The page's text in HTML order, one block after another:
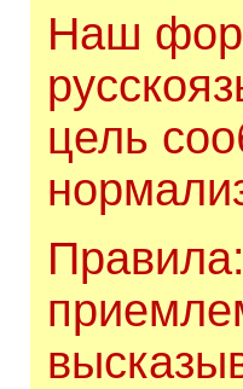
Наш
цель